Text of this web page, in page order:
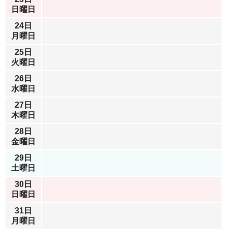
日曜日
24日
月曜日
25日
火曜日
26日
水曜日
27日
木曜日
28日
金曜日
29日
土曜日
30日
日曜日
31日
月曜日